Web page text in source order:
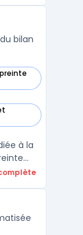
les
bilan
à la
...